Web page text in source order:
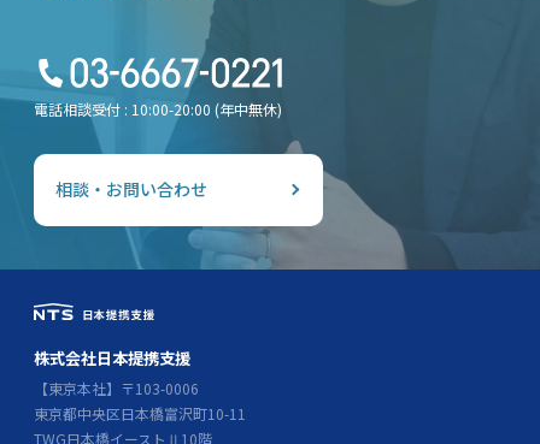
電話相談受付 : 10:00-20:00 (年中無休)
相談・お問い合わせ
株式会社日本提携支援
【東京本社】〒103-0006
東京都中央区日本橋富沢町10-11
TWG日本橋イーストⅡ10階